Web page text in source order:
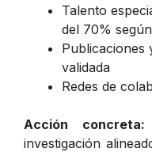
Talento
del 70%
Publicaciones
validada
Redes de
Acción concreta:
investigación